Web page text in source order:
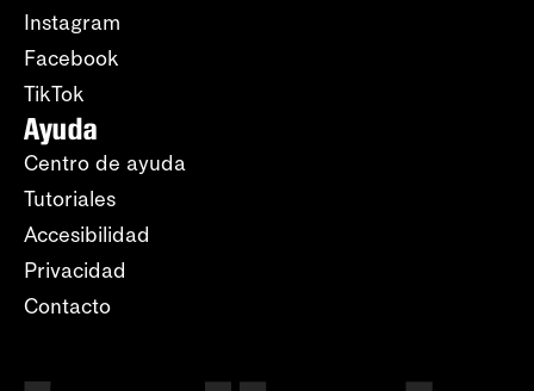
Instagram
Facebook
TikTok
Ayuda
Centro de ayuda
Tutoriales
Accesibilidad
Privacidad
Contacto